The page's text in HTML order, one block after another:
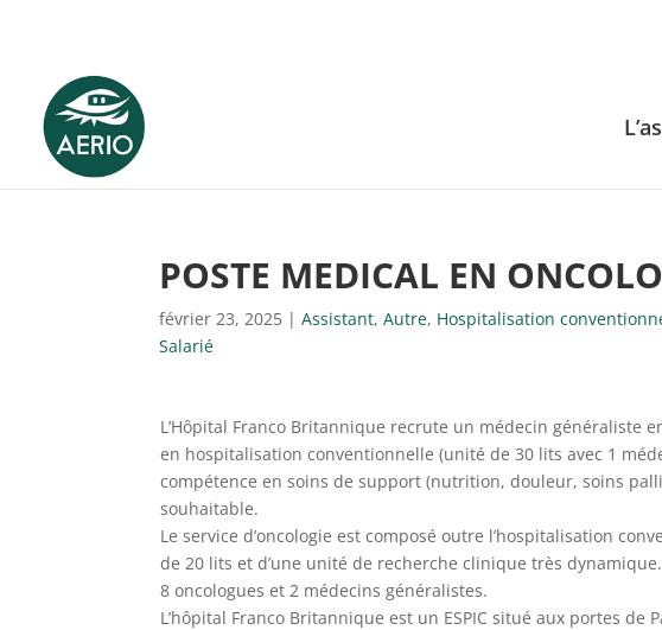
POSTE MEDICAL EN
février 23, 2025 |Assistant,Autre, Hospitalisation
Salarié
L’Hôpital Franco Britannique recrute un médecin généraliste
en hospitalisation conventionnelle (unité de 30 lits avec 1
compétence en soins de support (nutrition, douleur, soins
souhaitable.
Le service d’oncologie est composé outre l’hospitalisation
de 20 lits et d’une unité de recherche clinique très
8 oncologues et 2 médecins généralistes.
L’hôpital Franco Britannique est un ESPIC situé aux portes de